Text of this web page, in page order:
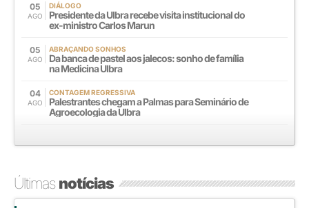
05
AGO
DIÁLOGO
Presidente da Ulbra recebe visita institucional do
ex-ministro Carlos Marun
05
AGO
ABRAÇANDO SONHOS
Da banca de pastel aos jalecos: sonho de família
na Medicina Ulbra
04
AGO
CONTAGEM REGRESSIVA
Palestrantes chegam a Palmas para Seminário de
Agroecologia da Ulbra
Últimasnotícias